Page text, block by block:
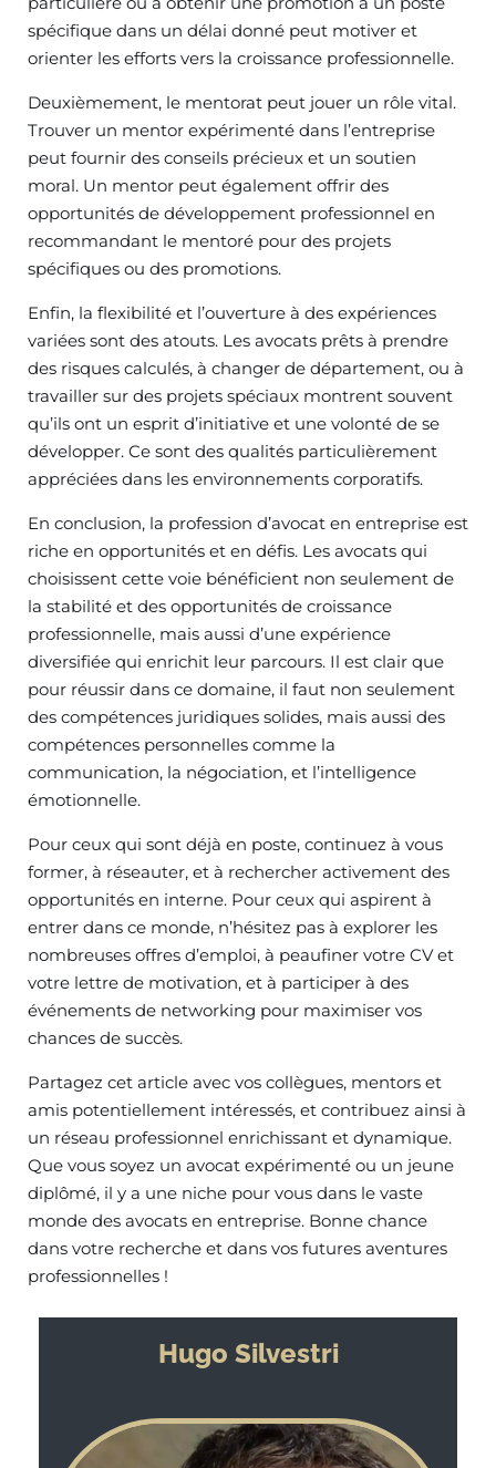
spécifique dans un délai donné peut motiver et
orienter les efforts vers la croissance professionnelle.
Deuxièmement, le mentorat peut jouer un rôle vital.
Trouver un mentor expérimenté dans l’entreprise
peut fournir des conseils précieux et un soutien
moral. Un mentor peut également offrir des
opportunités de développement professionnel en
recommandant le mentoré pour des projets
spécifiques ou des promotions.
Enfin, la flexibilité et l’ouverture à des expériences
variées sont des atouts. Les avocats prêts à prendre
des risques calculés, à changer de département, ou à
travailler sur des projets spéciaux montrent souvent
qu’ils ont un esprit d’initiative et une volonté de se
développer. Ce sont des qualités particulièrement
appréciées dans les environnements corporatifs.
En conclusion, la profession d’avocat en entreprise est
riche en opportunités et en défis. Les avocats qui
choisissent cette voie bénéficient non seulement de
la stabilité et des opportunités de croissance
professionnelle, mais aussi d’une expérience
diversifiée qui enrichit leur parcours. Il est clair que
pour réussir dans ce domaine, il faut non seulement
des compétences juridiques solides, mais aussi des
compétences personnelles comme la
communication, la négociation, et l’intelligence
émotionnelle.
Pour ceux qui sont déjà en poste, continuez à vous
former, à réseauter, et à rechercher activement des
opportunités en interne. Pour ceux qui aspirent à
entrer dans ce monde, n’hésitez pas à explorer les
nombreuses offres d’emploi, à peaufiner votre CV et
votre lettre de motivation, et à participer à des
événements de networking pour maximiser vos
chances de succès.
Partagez cet article avec vos collègues, mentors et
amis potentiellement intéressés, et contribuez ainsi à
un réseau professionnel enrichissant et dynamique.
Que vous soyez un avocat expérimenté ou un jeune
diplômé, il y a une niche pour vous dans le vaste
monde des avocats en entreprise. Bonne chance
dans votre recherche et dans vos futures aventures
professionnelles !
Hugo Silvestri